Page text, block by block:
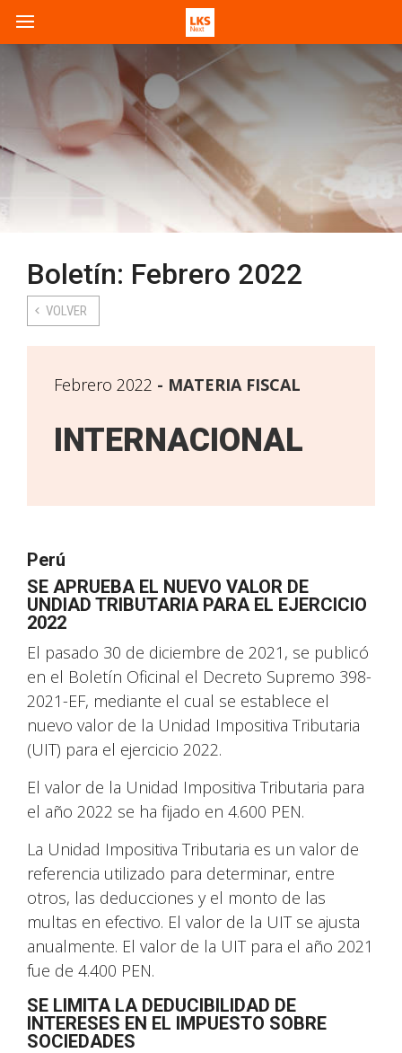
Boletín: Febrero 2022
VOLVER
Febrero 2022 MATERIA FISCAL
INTERNACIONAL
Perú
SE APRUEBA EL NUEVO VALOR DE
UNDIAD TRIBUTARIA PARA EL EJERCICIO
2022
El pasado 30 de diciembre de 2021, se publicó
en el Boletín Oficinal el Decreto Supremo 398-
2021-EF, mediante el cual se establece el
nuevo valor de la Unidad Impositiva Tributaria
(UIT) para el ejercicio 2022.
El valor de la Unidad Impositiva Tributaria para
el año 2022 se ha fijado en 4.600 PEN.
La Unidad Impositiva Tributaria es un valor de
referencia utilizado para determinar, entre
otros, las deducciones y el monto de las
multas en efectivo. El valor de la UIT se ajusta
anualmente. El valor de la UIT para el año 2021
fue de 4.400 PEN.
SE LIMITA LA DEDUCIBILIDAD DE
INTERESES EN EL IMPUESTO SOBRE
SOCIEDADES